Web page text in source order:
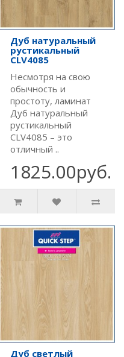
Дуб натуральный
рустикальный
CLV4085
Несмотря на свою
обычность и
простоту, ламинат
Дуб натуральный
рустикальный
CLV4085 – это
отличный ..
1825.00руб.
Дуб светлый